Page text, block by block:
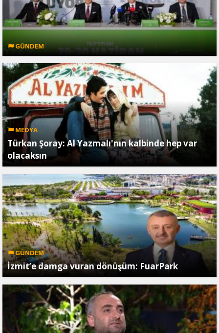
GÜNDEM
MEDYA
Türkan Şoray: Al Yazmalı'nın kalbinde hep var
olacaksın
GÜNDEM
İzmit’e damga vuran dönüşüm: FuarPark